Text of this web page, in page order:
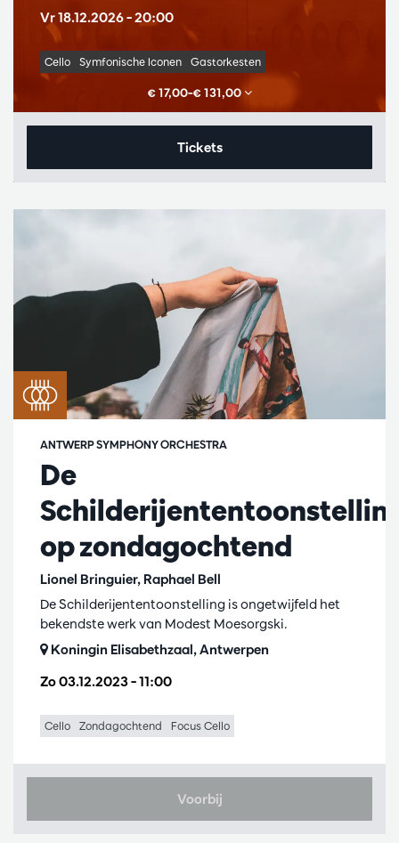
Vr 18.12.2026– 20:00
Cello Symfonische Iconen Gastorkesten
€ 17,00–€ 131,00
Tickets
De
op zondagochtend
Lionel Bringuier, Raphael Bell
ANTWERP SYMPHONY ORCHESTRA
Zo 03.12.2023– 11:00
De Schilderijententoonstelling is ongetwijfeld het
bekendste werk van Modest Moesorgski.
Koningin Elisabethzaal, Antwerpen
Cello Zondagochtend Focus Cello
Voorbij